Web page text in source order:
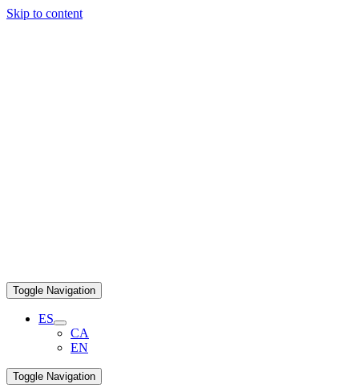
Skip to content
Toggle Navigation
ES
CA
EN
Toggle Navigation